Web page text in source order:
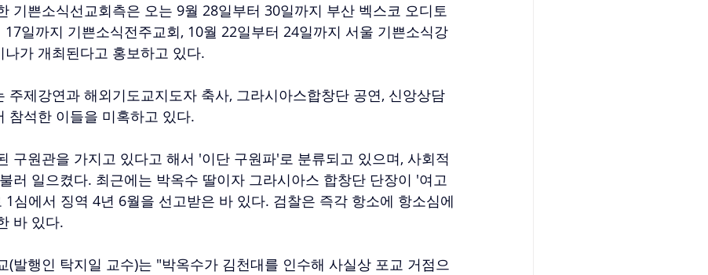
기쁜소식선교회측은 오는 9월 28일부터 30일까지 부산 벡스코 오디토
17일까지 기쁜소식전주교회, 10월 22일부터 24일까지 서울 기쁜소식강
가 개최된다고 홍보하고 있다.
주제강연과 해외기도교지도자 축사, 그라시아스합창단 공연, 신앙상담
참석한 이들을 미혹하고 있다.
구원관을 가지고 있다고 해서 '이단 구원파'로 분류되고 있으며, 사회적
러 일으켰다. 최근에는 박옥수 딸이자 그라시아스 합창단 단장이 '여고
심에서 징역 4년 6월을 선고받은 바 있다. 검찰은 즉각 항소에 항소심에
바 있다.
(발행인 탁지일 교수)는 "박옥수가 김천대를 인수해 사실상 포교 거점으